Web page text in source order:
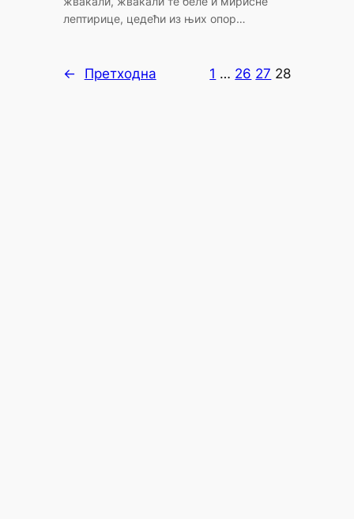
лептирице, цедећи из њих опор…
← Претходна 1 … 26 27 28